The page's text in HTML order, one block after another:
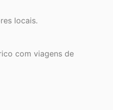
locais.
com viagens de